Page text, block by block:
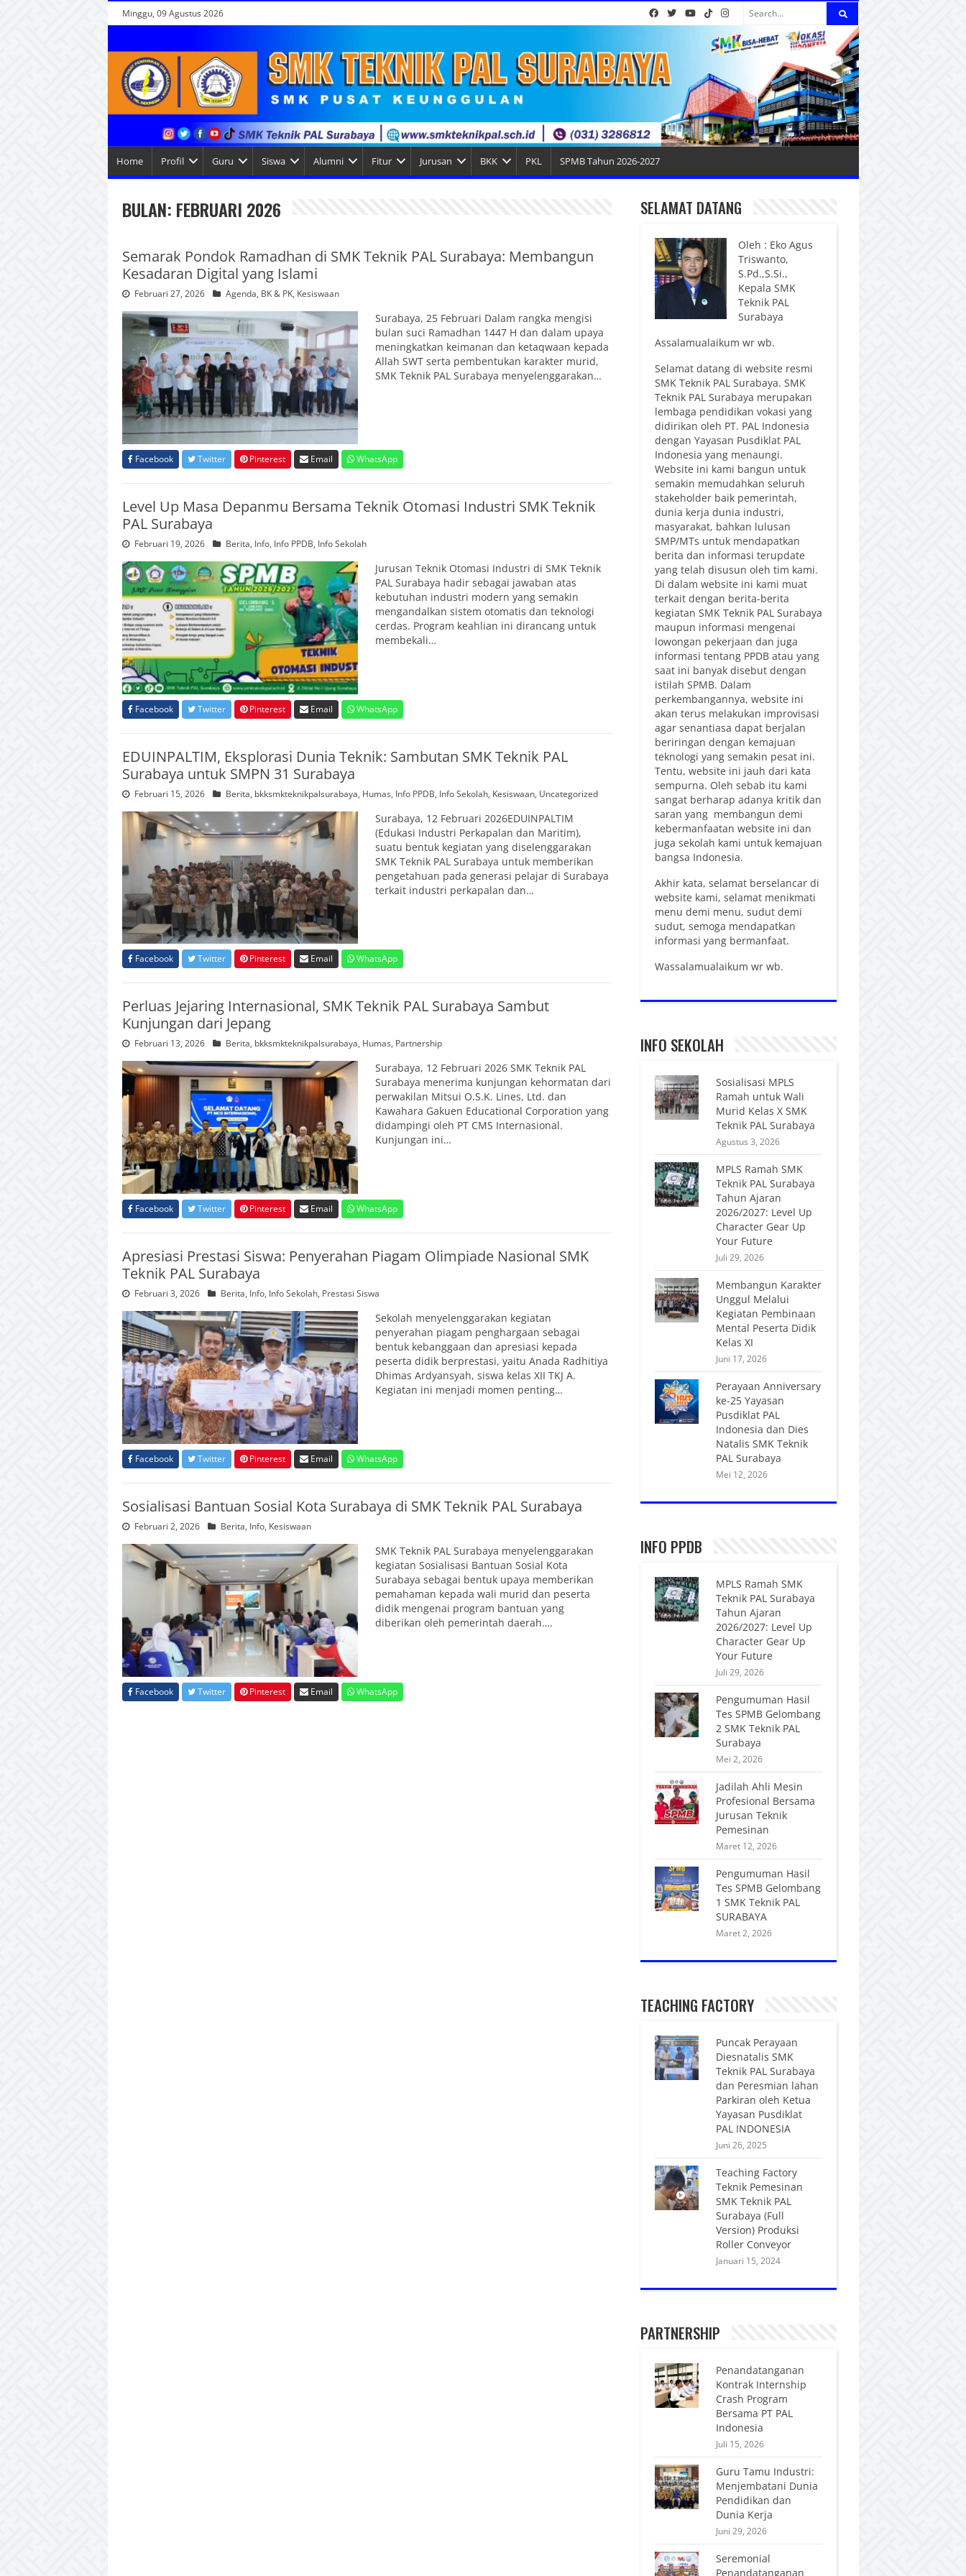
Minggu, 09 Agustus 2026
Home Profil Guru Siswa Alumni Fitur Jurusan BKK PKL SPMB Tahun 2026-2027
BULAN: FEBRUARI 2026
Semarak Pondok Ramadhan di SMK Teknik PAL Surabaya: Membangun
Kesadaran Digital yang Islami
Februari 27, 2026 Agenda, BK & PK, Kesiswaan
Surabaya, 25 Februari Dalam rangka mengisi
bulan suci Ramadhan 1447 H dan dalam upaya
meningkatkan keimanan dan ketaqwaan kepada
Allah SWT serta pembentukan karakter murid,
SMK Teknik PAL Surabaya menyelenggarakan…
Facebook Twitter Pinterest Email WhatsApp
Level Up Masa Depanmu Bersama Teknik Otomasi Industri SMK Teknik
PAL Surabaya
Februari 19, 2026 Berita, Info, Info PPDB, Info Sekolah
Jurusan Teknik Otomasi Industri di SMK Teknik
PAL Surabaya hadir sebagai jawaban atas
kebutuhan industri modern yang semakin
mengandalkan sistem otomatis dan teknologi
cerdas. Program keahlian ini dirancang untuk
membekali…
Facebook Twitter Pinterest Email WhatsApp
EDUINPALTIM, Eksplorasi Dunia Teknik: Sambutan SMK Teknik PAL
Surabaya untuk SMPN 31 Surabaya
Februari 15, 2026 Berita, bkksmkteknikpalsurabaya, Humas, Info PPDB, Info Sekolah, Kesiswaan, Uncategorized
Surabaya, 12 Februari 2026EDUINPALTIM
(Edukasi Industri Perkapalan dan Maritim),
suatu bentuk kegiatan yang diselenggarakan
SMK Teknik PAL Surabaya untuk memberikan
pengetahuan pada generasi pelajar di Surabaya
terkait industri perkapalan dan…
Facebook Twitter Pinterest Email WhatsApp
Perluas Jejaring Internasional, SMK Teknik PAL Surabaya Sambut
Kunjungan dari Jepang
Februari 13, 2026 Berita, bkksmkteknikpalsurabaya, Humas, Partnership
Surabaya, 12 Februari 2026 SMK Teknik PAL
Surabaya menerima kunjungan kehormatan dari
perwakilan Mitsui O.S.K. Lines, Ltd. dan
Kawahara Gakuen Educational Corporation yang
didampingi oleh PT CMS Internasional.
Kunjungan ini…
Facebook Twitter Pinterest Email WhatsApp
Apresiasi Prestasi Siswa: Penyerahan Piagam Olimpiade Nasional SMK
Teknik PAL Surabaya
Februari 3, 2026 Berita, Info, Info Sekolah, Prestasi Siswa
Sekolah menyelenggarakan kegiatan
penyerahan piagam penghargaan sebagai
bentuk kebanggaan dan apresiasi kepada
peserta didik berprestasi, yaitu Anada Radhitiya
Dhimas Ardyansyah, siswa kelas XII TKJ A.
Kegiatan ini menjadi momen penting…
Facebook Twitter Pinterest Email WhatsApp
Sosialisasi Bantuan Sosial Kota Surabaya di SMK Teknik PAL Surabaya
Februari 2, 2026 Berita, Info, Kesiswaan
SMK Teknik PAL Surabaya menyelenggarakan
kegiatan Sosialisasi Bantuan Sosial Kota
Surabaya sebagai bentuk upaya memberikan
pemahaman kepada wali murid dan peserta
didik mengenai program bantuan yang
diberikan oleh pemerintah daerah….
Facebook Twitter Pinterest Email WhatsApp
SELAMAT DATANG
Oleh : Eko Agus
Triswanto,
S.Pd.,S.Si.,
Kepala SMK
Teknik PAL
Surabaya
Assalamualaikum wr wb.
Selamat datang di website resmi
SMK Teknik PAL Surabaya. SMK
Teknik PAL Surabaya merupakan
lembaga pendidikan vokasi yang
didirikan oleh PT. PAL Indonesia
dengan Yayasan Pusdiklat PAL
Indonesia yang menaungi.
Website ini kami bangun untuk
semakin memudahkan seluruh
stakeholder baik pemerintah,
dunia kerja dunia industri,
masyarakat, bahkan lulusan
SMP/MTs untuk mendapatkan
berita dan informasi terupdate
yang telah disusun oleh tim kami.
Di dalam website ini kami muat
terkait dengan berita-berita
kegiatan SMK Teknik PAL Surabaya
maupun informasi mengenai
lowongan pekerjaan dan juga
informasi tentang PPDB atau yang
saat ini banyak disebut dengan
istilah SPMB. Dalam
perkembangannya, website ini
akan terus melakukan improvisasi
agar senantiasa dapat berjalan
beriringan dengan kemajuan
teknologi yang semakin pesat ini.
Tentu, website ini jauh dari kata
sempurna. Oleh sebab itu kami
sangat berharap adanya kritik dan
saran yang membangun demi
kebermanfaatan website ini dan
juga sekolah kami untuk kemajuan
bangsa Indonesia.
Akhir kata, selamat berselancar di
website kami, selamat menikmati
menu demi menu, sudut demi
sudut, semoga mendapatkan
informasi yang bermanfaat.
Wassalamualaikum wr wb.
INFO SEKOLAH
Sosialisasi MPLS
Ramah untuk Wali
Murid Kelas X SMK
Teknik PAL Surabaya
Agustus 3, 2026
MPLS Ramah SMK
Teknik PAL Surabaya
Tahun Ajaran
2026/2027: Level Up
Character Gear Up
Your Future
Juli 29, 2026
Membangun Karakter
Unggul Melalui
Kegiatan Pembinaan
Mental Peserta Didik
Kelas XI
Juni 17, 2026
Perayaan Anniversary
ke-25 Yayasan
Pusdiklat PAL
Indonesia dan Dies
Natalis SMK Teknik
PAL Surabaya
Mei 12, 2026
INFO PPDB
MPLS Ramah SMK
Teknik PAL Surabaya
Tahun Ajaran
2026/2027: Level Up
Character Gear Up
Your Future
Juli 29, 2026
Pengumuman Hasil
Tes SPMB Gelombang
2 SMK Teknik PAL
Surabaya
Mei 2, 2026
Jadilah Ahli Mesin
Profesional Bersama
Jurusan Teknik
Pemesinan
Maret 12, 2026
Pengumuman Hasil
Tes SPMB Gelombang
1 SMK Teknik PAL
SURABAYA
Maret 2, 2026
TEACHING FACTORY
Puncak Perayaan
Diesnatalis SMK
Teknik PAL Surabaya
dan Peresmian lahan
Parkiran oleh Ketua
Yayasan Pusdiklat
PAL INDONESIA
Juni 26, 2025
Teaching Factory
Teknik Pemesinan
SMK Teknik PAL
Surabaya (Full
Version) Produksi
Roller Conveyor
Januari 15, 2024
PARTNERSHIP
Penandatanganan
Kontrak Internship
Crash Program
Bersama PT PAL
Indonesia
Juli 15, 2026
Guru Tamu Industri:
Menjembatani Dunia
Pendidikan dan
Dunia Kerja
Juni 29, 2026
Seremonial
Penandatanganan